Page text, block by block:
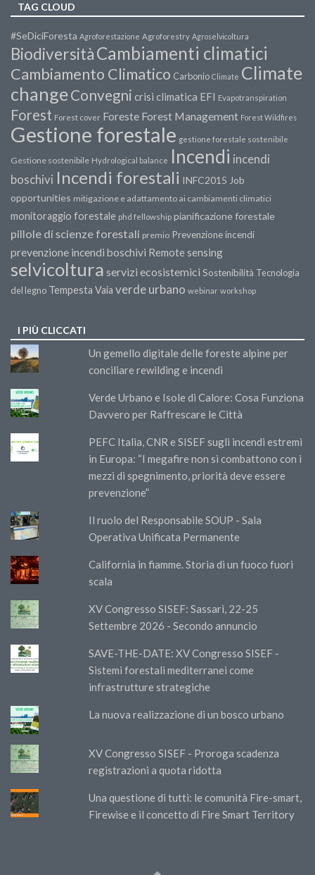
TAG CLOUD
#SeDiciForesta Agroforestazione Agroforestry Agroselvicoltura
BiodiversitàCambiamenti climatici
Cambiamento Climatico Carbonio Climate Climate
changeConvegni crisi climatica EFI Evapotranspiration
Forest Forest cover Foreste Forest Management Forest Wildfires
Gestione forestale gestione forestale sostenibile
Gestione sostenibile Hydrological balance Incendi incendi
boschivi Incendi forestali INFC2015 Job
opportunities mitigazione e adattamento ai cambiamenti climatici
monitoraggio forestale phd fellowship pianificazione forestale
pillole di scienze forestali premio Prevenzione incendi
prevenzione incendi boschivi Remote sensing
selvicoltura servizi ecosistemici Sostenibilità Tecnologia
del legno Tempesta Vaia verde urbano webinar workshop
I PIÙ CLICCATI
Un gemello digitale delle foreste alpine per
conciliare rewilding e incendi
Verde Urbano e Isole di Calore: Cosa Funziona
Davvero per Raffrescare le Città
PEFC Italia, CNR e SISEF sugli incendi estremi
in Europa: “I megafire non si combattono con i
mezzi di spegnimento, priorità deve essere
prevenzione”
Il ruolo del Responsabile SOUP - Sala
Operativa Unificata Permanente
California in fiamme. Storia di un fuoco fuori
scala
XV Congresso SISEF: Sassari, 22-25
Settembre 2026 - Secondo annuncio
SAVE-THE-DATE: XV Congresso SISEF -
Sistemi forestali mediterranei come
infrastrutture strategiche
La nuova realizzazione di un bosco urbano
XV Congresso SISEF - Proroga scadenza
registrazioni a quota ridotta
Una questione di tutti: le comunità Fire-smart,
Firewise e il concetto di Fire Smart Territory